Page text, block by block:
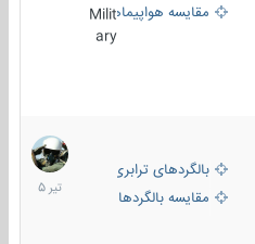
مقایسه هواپیماهاMilit
ary
بالگردهای ترابری
مقایسه بالگردها
22
تیر
1405